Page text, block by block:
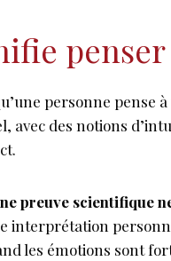
personne pense
avec des notions
preuve scientifique
interprétation
les émotions sont